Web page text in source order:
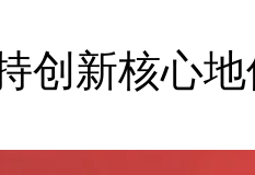
创新核心